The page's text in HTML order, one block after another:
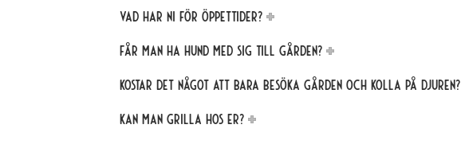
Vad har ni för öppettider?
Får man ha hund med sig till gården?
Kostar det något att bara besöka gården och kolla på djuren?
Kan man grilla hos er?